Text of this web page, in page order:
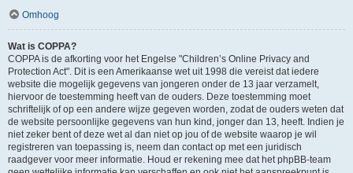
Omhoog
Wat is COPPA?
COPPA is de afkorting voor het Engelse "Children’s Online Privacy and
Protection Act". Dit is een Amerikaanse wet uit 1998 die vereist dat iedere
website die mogelijk gegevens van jongeren onder de 13 jaar verzamelt,
hiervoor de toestemming heeft van de ouders. Deze toestemming moet
schriftelijk of op een andere wijze gegeven worden, zodat de ouders weten dat
de website persoonlijke gegevens van hun kind, jonger dan 13, heeft. Indien je
niet zeker bent of deze wet al dan niet op jou of de website waarop je wil
registreren van toepassing is, neem dan contact op met een juridisch
raadgever voor meer informatie. Houd er rekening mee dat het phpBB-team